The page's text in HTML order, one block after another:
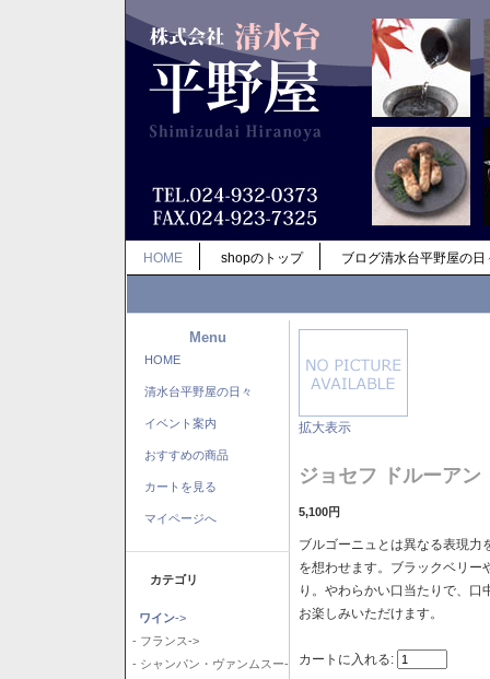
HOME shopのトップ ブログ清水台平野屋の日
Menu
HOME
清水台平野屋の日々
イベント案内
おすすめの商品
カートを見る
マイページへ
カテゴリ
ワイン->
- フランス->
- シャンパン・ヴァンムスー-
拡大表示
ジョセフ ドルーア
5,100円
ブルゴーニュとは異なる表現力
を想わせます。ブラックベリー
り。やわらかい口当たりで、
お楽しみいただけます。
カートに入れる: